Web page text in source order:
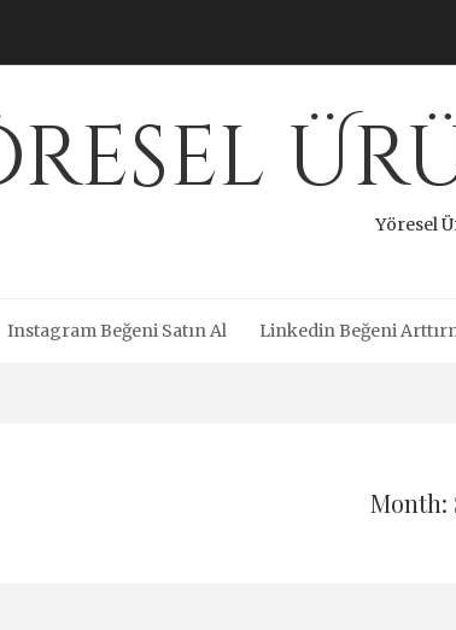
Yöresel
Instagram Beğeni Satın Al Linkedin Beğeni
Month: